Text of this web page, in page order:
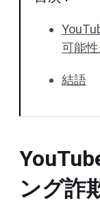
可能
結語
ング詐